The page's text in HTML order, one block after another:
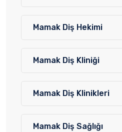
Mamak Diş Hekimi
Mamak Diş Kliniği
Mamak Diş Klinikleri
Mamak Diş Sağlığı